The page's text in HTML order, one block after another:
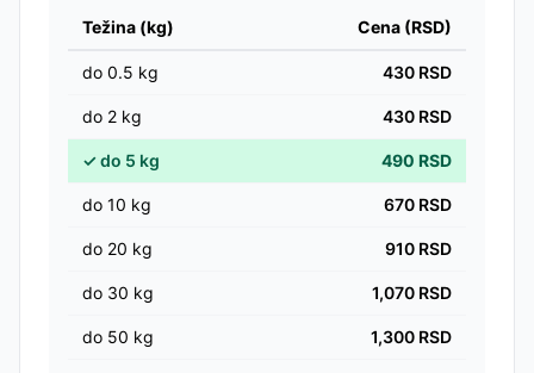
Težina (kg) Cena (RSD)
do 0.5 kg 430 RSD
do 2 kg 430 RSD
✓do 5 kg 490 RSD
do 10 kg 670 RSD
do 20 kg 910 RSD
do 30 kg 1,070 RSD
do 50 kg 1,300 RSD